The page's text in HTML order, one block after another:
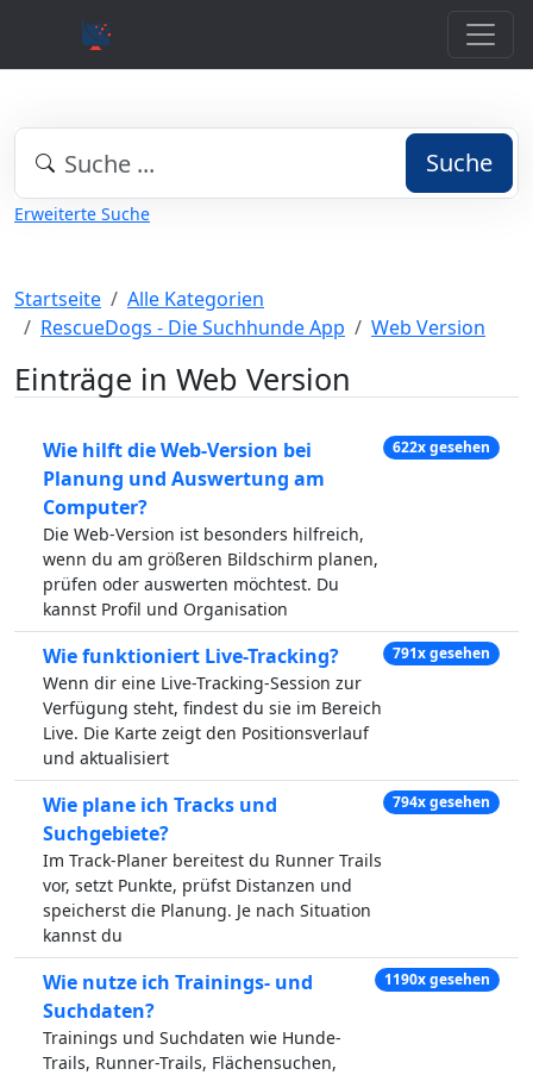
Suche
Erweiterte Suche
Startseite
Alle Kategorien
RescueDogs - Die Suchhunde App
Web Version
Einträge in Web Version
Wie hilft die Web-Version bei
Planung und Auswertung am
Computer?
Die Web-Version ist besonders hilfreich,
wenn du am größeren Bildschirm planen,
prüfen oder auswerten möchtest. Du
kannst Profil und Organisation
622x gesehen
Wie funktioniert Live-Tracking?
Wenn dir eine Live-Tracking-Session zur
Verfügung steht, findest du sie im Bereich
Live. Die Karte zeigt den Positionsverlauf
und aktualisiert
791x gesehen
Wie plane ich Tracks und
Suchgebiete?
Im Track-Planer bereitest du Runner Trails
vor, setzt Punkte, prüfst Distanzen und
speicherst die Planung. Je nach Situation
kannst du
794x gesehen
Wie nutze ich Trainings- und
Suchdaten?
Trainings und Suchdaten wie Hunde-
Trails, Runner-Trails, Flächensuchen,
1190x gesehen